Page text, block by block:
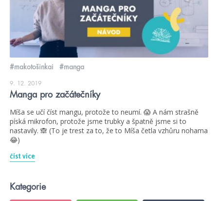
#makotošinkai #manga
9. 12. 2019
Manga pro začátečníky
Míša se učí číst mangu, protože to neumí. 😱 A nám strašně
píská mikrofon, protože jsme trubky a špatně jsme si to
nastavily. 🙈 (To je trest za to, že to Míša četla vzhůru nohama
😂)
číst více
Kategorie